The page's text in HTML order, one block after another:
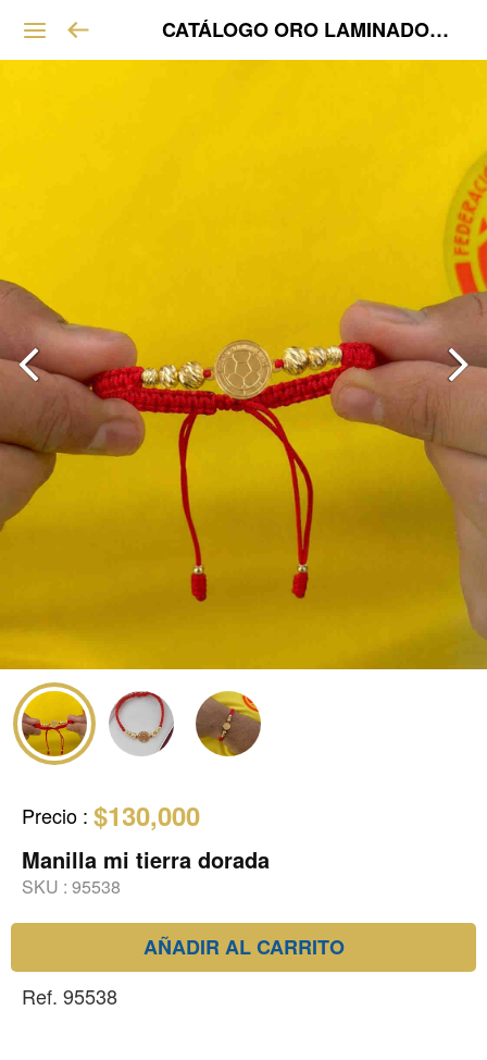
CATÁLOGO ORO LAMINADO VIP
Precio : $130,000
Manilla mi tierra dorada
SKU : 95538
AÑADIR AL CARRITO
Ref. 95538